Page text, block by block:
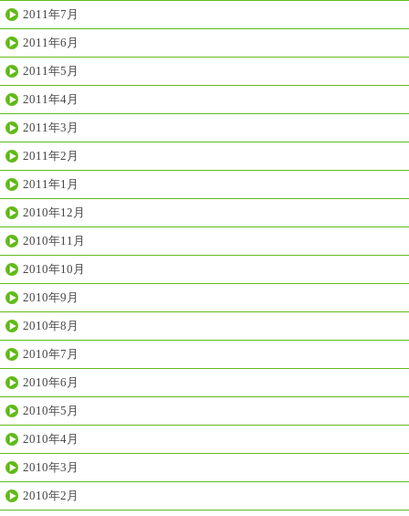
2011年7月
2011年6月
2011年5月
2011年4月
2011年3月
2011年2月
2011年1月
2010年12月
2010年11月
2010年10月
2010年9月
2010年8月
2010年7月
2010年6月
2010年5月
2010年4月
2010年3月
2010年2月